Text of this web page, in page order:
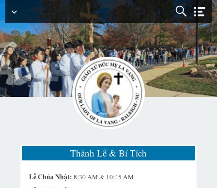
Chính
Thánh Lễ & Bí Tích
Lễ Chúa Nhật: 8:30 AM & 10:45 AM